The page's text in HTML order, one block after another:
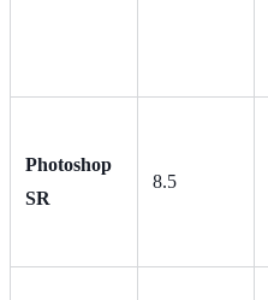
Photoshop
SR
8.5